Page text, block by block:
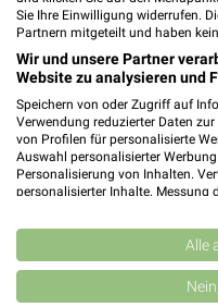
XXXLutz Prospekt
ab Sa. den 08.08.
Musterring
Gültig von 08. Aug. bis
Sie Ihre Einwilligung widerrufen.
Partnern mitgeteilt und haben
Wir und unsere Partner
Website zu analysieren und
Speichern von oder Zugriff auf
Verwendung reduzierter Daten
von Profilen für personalisierte
Auswahl personalisierter
Personalisierung von Inhalten.
personalisierter Inhalte. Messung
Kombinationen von Daten aus
Verbesserung der Angebote.
von Inhalten.
Daten können außerhalb der
USA gesendet werden.
Alle